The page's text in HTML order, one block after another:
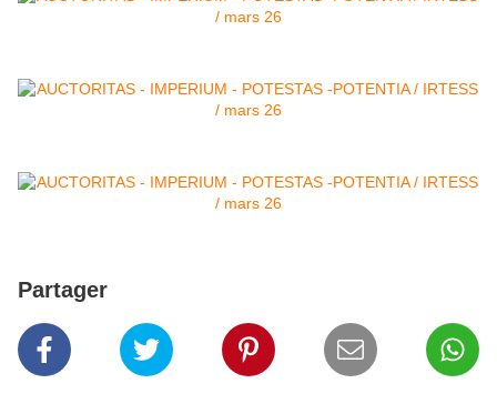
Partager